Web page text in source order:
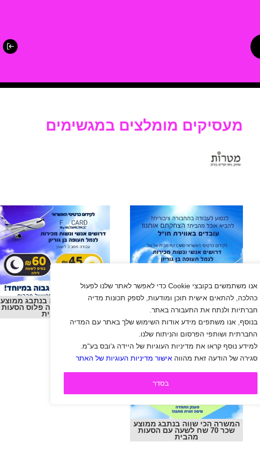
אנו משתמשים בקובצי Cookie כדי לאפשר לאתר שלנו לפעול
כהלכה, להתאים אישית תוכן ומודעות, לספק תכונות מדיה
חברתיות ולנתח את התעבורה באתר.
בנוסף, אנו משתפים מידע אודות השימוש שלך באתר עם המדיה
החברתית ושותפי הפרסום והניתוח שלנו.
למידע נוסף קראו את מדיניות העוגיות של היידה ג'ובס בע"מ.
סגירה של הודעה זאת מהווה אישור מדיניות העוגיות של האתר
בסדר
מעסיקים מומלצים במגשימים
מכירת פליי כארד בנתבג ממוצע
שכר 70 שח לשעה פלוס הסעות
מהבית
המשרה הכי שווה בנתבג ממוצע
שכר 70 שח לשעה פלוס הסעות
מהבית
המשרה הכי שווה בנתבג ממוצע
שכר 70 שח לשעה עם הסעות
מהבית